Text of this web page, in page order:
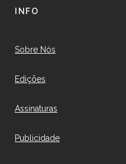
INFO
Sobre Nós
Edições
Assinaturas
Publicidade